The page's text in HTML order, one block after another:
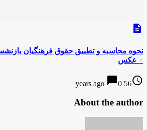
description
+ عکس
access_time
56 years ago
chat_bubble0
About the author